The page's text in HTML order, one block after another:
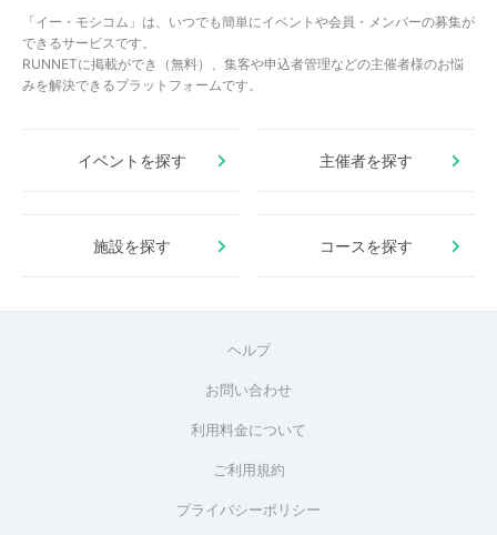
「イー・モシコム」は、いつでも簡単にイベントや会員・メンバーの募集が
できるサービスです。
RUNNETに掲載ができ（無料）、集客や申込者管理などの主催者様のお悩
みを解決できるプラットフォームです。
イベントを探す 主催者を探す
施設を探す コースを探す
ヘルプ
お問い合わせ
利用料金について
ご利用規約
プライバシーポリシー